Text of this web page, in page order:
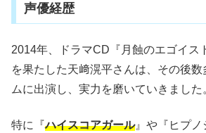
声優経歴
2014年、ドラマCD『月蝕のエゴイス
を果たした天﨑滉平さんは、その後
ムに出演し、実力を磨いていきました
特に『ハイスコアガール』や『ヒプノ